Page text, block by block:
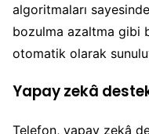
algoritmaları
bozulma azaltma gibi
otomatik olarak
Yapay zekâ
Telefon, yapay zekâ